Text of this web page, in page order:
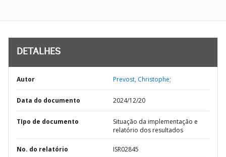
DETALHES
Autor Prevost, Christophe;
Data do documento 2024/12/20
TIpo de documento
Situação da implementação e
relatório dos resultados
No. do relatório ISR02845